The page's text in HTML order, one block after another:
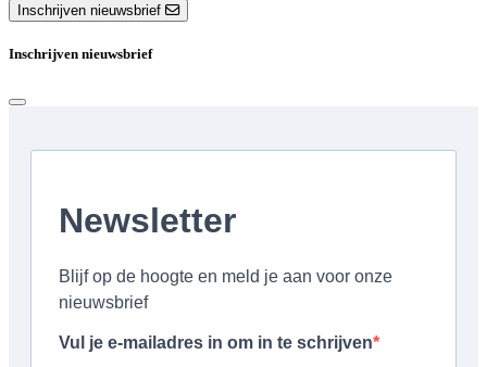
Inschrijven nieuwsbrief
Inschrijven nieuwsbrief